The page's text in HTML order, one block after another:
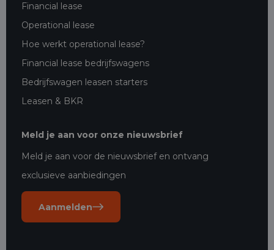
Financial lease
Operational lease
Hoe werkt operational lease?
Financial lease bedrijfswagens
Bedrijfswagen leasen starters
Leasen & BKR
Meld je aan voor onze nieuwsbrief
Meld je aan voor de nieuwsbrief en ontvang
exclusieve aanbiedingen
Aanmelden